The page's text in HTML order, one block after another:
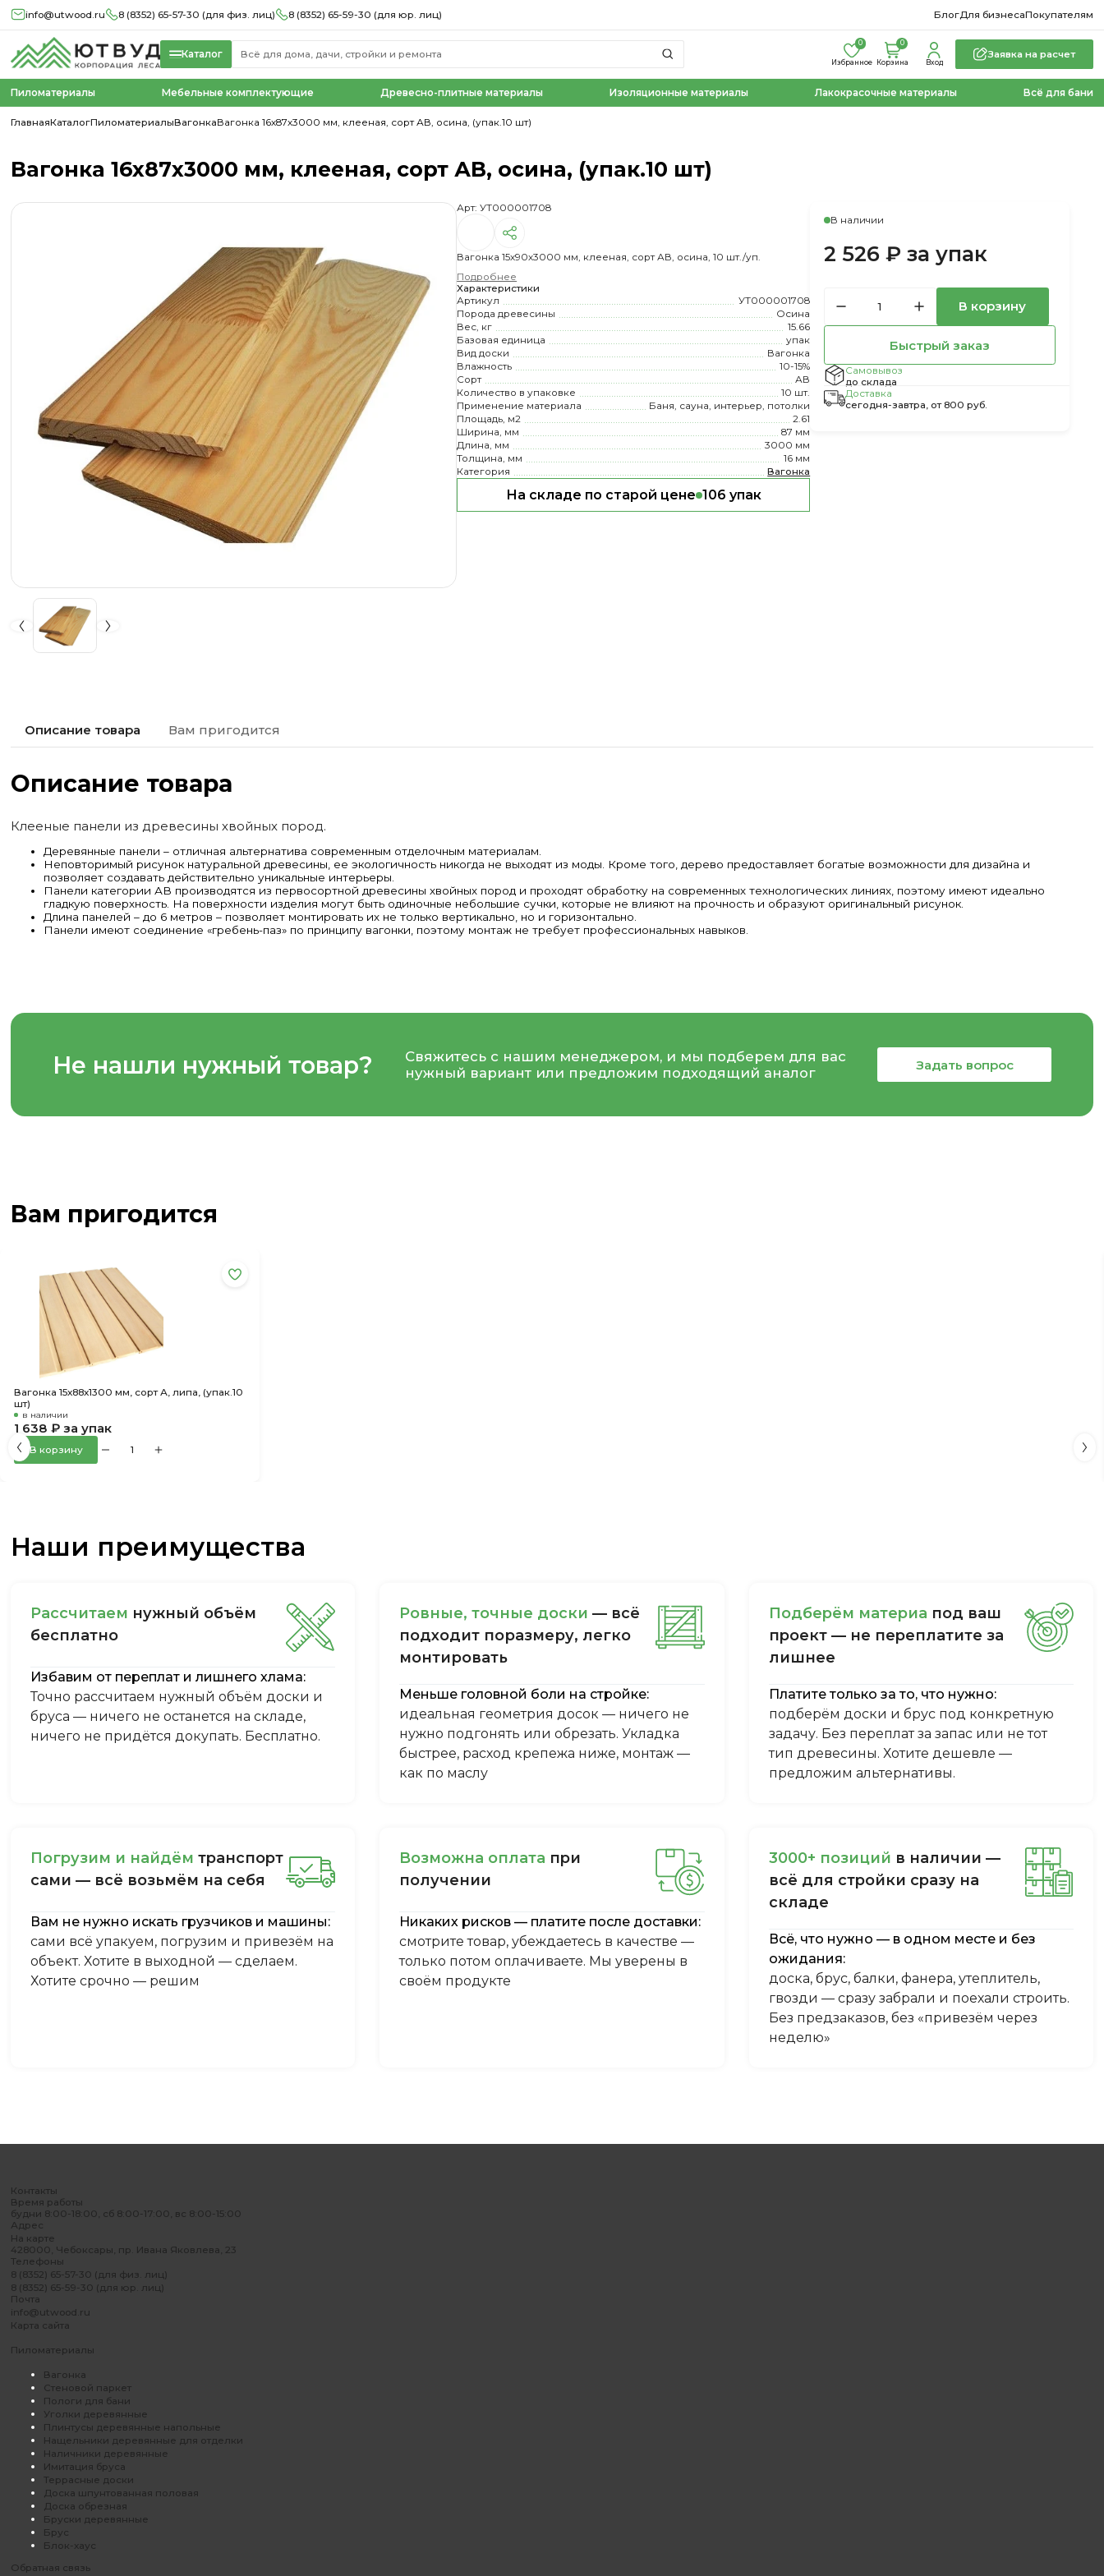
info@utwood.ru 8 (8352) 65-57-30 (для физ. лиц) 8 (8352) 65-59-30 (для юр. лиц) БлогДля бизнесаПокупателям
Каталог
Избранное
0 0
Корзина Вход
Заявка на расчет
Пиломатериалы Мебельные комплектующие Древесно-плитные материалы Изоляционные материалы Лакокрасочные материалы Всё для бани
ГлавнаяКаталогПиломатериалыВагонкаВагонка 16х87х3000 мм, клееная, сорт АВ, осина, (упак.10 шт)
Вагонка 16х87х3000 мм, клееная, сорт АВ, осина, (упак.10 шт)
Арт: УТ000001708
Вагонка 15х90х3000 мм, клееная, сорт АВ, осина, 10 шт./уп.
Подробнее
Характеристики
Артикул
УТ000001708
Порода древесины
Осина
Вес, кг
15.66
Базовая единица
упак
Вид доски
Вагонка
Влажность
10-15%
Сорт
АВ
Количество в упаковке
10 шт.
Применение материала
Баня, сауна, интерьер, потолки
Площадь, м2
2.61
Ширина, мм
87 мм
Длина, мм
3000 мм
Толщина, мм
16 мм
Категория
Вагонка
На складе по старой цене 106 упак
В наличии
2 526 ₽ за упак
В корзину
Быстрый заказ
Самовывоз
до склада
Доставка
сегодня-завтра, от 800 руб.
Описание товара Вам пригодится
Описание товара
Клееные панели из древесины хвойных пород.
Деревянные панели – отличная альтернатива современным отделочным материалам.
Неповторимый рисунок натуральной древесины, ее экологичность никогда не выходят из моды. Кроме того, дерево предоставляет богатые возможности для дизайна и
позволяет создавать действительно уникальные интерьеры.
Панели категории АВ производятся из первосортной древесины хвойных пород и проходят обработку на современных технологических линиях, поэтому имеют идеально
гладкую поверхность. На поверхности изделия могут быть одиночные небольшие сучки, которые не влияют на прочность и образуют оригинальный рисунок.
Длина панелей – до 6 метров – позволяет монтировать их не только вертикально, но и горизонтально.
Панели имеют соединение «гребень-паз» по принципу вагонки, поэтому монтаж не требует профессиональных навыков.
Не нашли нужный товар?
Свяжитесь с нашим менеджером, и мы подберем для вас
нужный вариант или предложим подходящий аналог
Задать вопрос
Вам пригодится
Вагонка 15х88х1300 мм, сорт А, липа, (упак.10
шт)
в наличии
1 638 ₽ за упак
В корзину
Наши преимущества
Рассчитаем нужный объём
бесплатно
Избавим от переплат и лишнего хлама:
Точно рассчитаем нужный объём доски и
бруса — ничего не останется на складе,
ничего не придётся докупать. Бесплатно.
Ровные, точные доски — всё
подходит поразмеру, легкo
монтировать
Меньше головной боли на стройке:
идеальная геометрия досок — ничего не
нужно подгонять или обрезать. Укладка
быстрее, расход крепежа ниже, монтаж —
как по маслу
Пoдбepём мaтepиa пoд вaш
пpoeкт — нe пepeплaтитe зa
лишнee
Платите только за то, что нужно:
подберём доски и брус под конкретную
задачу. Без переплат за запас или не тот
тип древесины. Хотите дешевле —
предложим альтернативы.
Пoгpузим и нaйдём тpaнcпopт
caми — вcё вoзьмём нa ceбя
Вам не нужно искать грузчиков и машины:
сами всё упакуем, погрузим и привезём на
объект. Хотите в выходной — сделаем.
Хотите срочно — решим
Boзмoжнa oплaтa пpи
пoлучeнии
Никаких рисков — платите после доставки:
смотрите товар, убеждаетесь в качестве —
только потом оплачиваете. Мы уверены в
своём продукте
3000+ пoзиций в нaличии —
вcё для cтpoйки cpaзу нa
cклaдe
Всё, что нужно — в одном месте и без
ожидания:
доска, брус, балки, фанера, утеплитель,
гвозди — сразу забрали и поехали строить.
Без предзаказов, без «привезём через
неделю»
Контакты
Время работы
будни 8:00-18:00, сб 8:00-17:00, вс 8:00-15:00
Адрес
На карте
428000, Чебоксары, пр. Ивана Яковлева, 23
Телефоны
8 (8352) 65-57-30 (для физ. лиц)
8 (8352) 65-59-30 (для юр. лиц)
Почта
info@utwood.ru
Карта сайта
Пиломатериалы
Вагонка
Стеновой паркет
Пологи для бани
Уголки деревянные
Плинтусы деревянные напольные
Нащельники деревянные для отделки
Наличники деревянные
Имитация бруса
Террасные доски
Доска шпунтованная половая
Доска обрезная
Бруски деревянные
Брус
Блок-хаус
Обратная связь